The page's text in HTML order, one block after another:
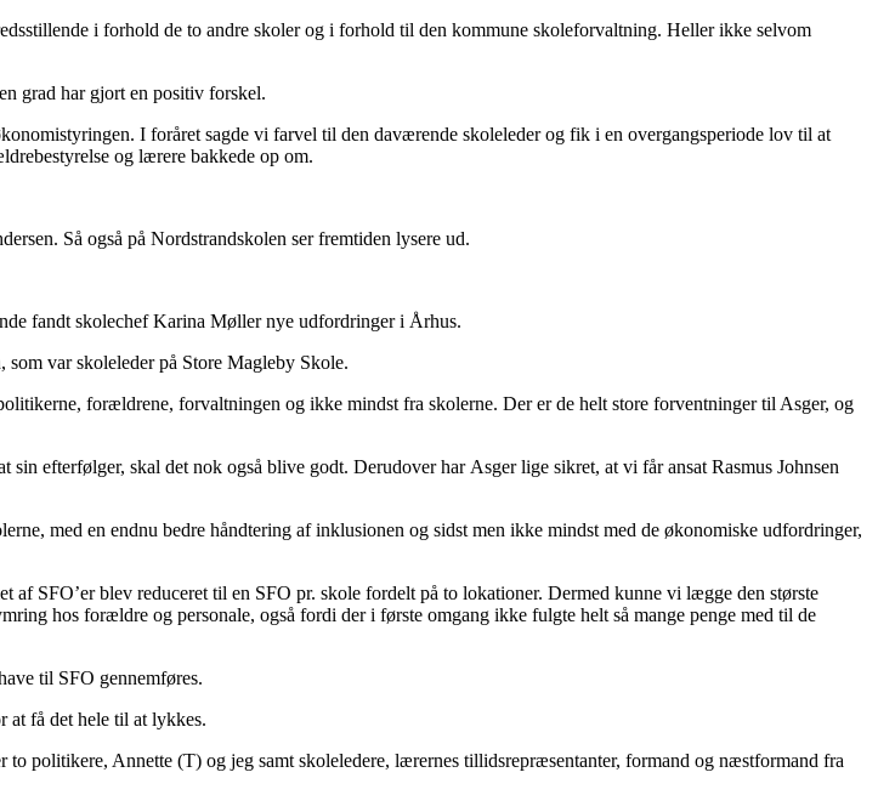
i forhold de to andre skoler og i forhold til den kommune skoleforvaltning. Heller ikke selvom
grad har gjort en positiv forskel.
I foråret sagde vi farvel til den daværende skoleleder og fik i en overgangsperiode lov til at
og lærere bakkede op om.
Så også på Nordstrandskolen ser fremtiden lysere ud.
fandt skolechef Karina Møller nye udfordringer i Århus.
var skoleleder på Store Magleby Skole.
forældrene, forvaltningen og ikke mindst fra skolerne. Der er de helt store forventninger til Asger, og
efterfølger, skal det nok også blive godt. Derudover har Asger lige sikret, at vi får ansat Rasmus Johnsen
med en endnu bedre håndtering af inklusionen og sidst men ikke mindst med de økonomiske udfordringer,
SFO’er blev reduceret til en SFO pr. skole fordelt på to lokationer. Dermed kunne vi lægge den største
hos forældre og personale, også fordi der i første omgang ikke fulgte helt så mange penge med til de
til SFO gennemføres.
at få det hele til at lykkes.
politikere, Annette (T) og jeg samt skoleledere, lærernes tillidsrepræsentanter, formand og næstformand fra